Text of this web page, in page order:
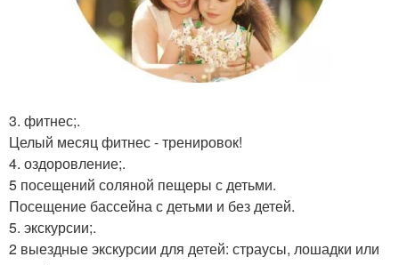
3. фитнес;.
Целый месяц фитнес - тренировок!
4. оздоровление;.
5 посещений соляной пещеры с детьми.
Посещение бассейна с детьми и без детей.
5. экскурсии;.
2 выездные экскурсии для детей: страусы, лошадки или